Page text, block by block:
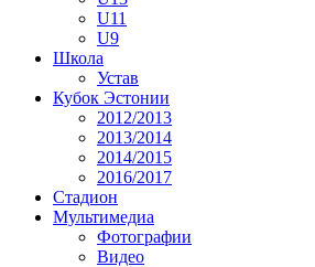
U11
U9
Школа
Устав
Кубок Эстонии
2012/2013
2013/2014
2014/2015
2016/2017
Стадион
Мультимедиа
Фотографии
Видео